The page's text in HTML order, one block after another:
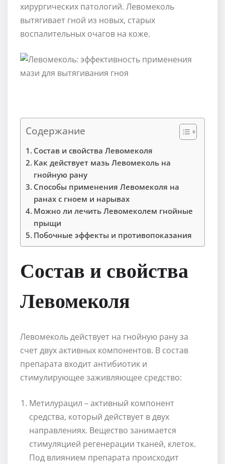
хирургических патологий. Левомеколь
вытягивает гной из новых, старых
воспалительных очагов на коже.
Содержание
Состав и свойства Левомеколя
Как действует мазь Левомеколь на
гнойную рану
Способы применения Левомеколя на
ранах с гноем и нарывах
Можно ли лечить Левомеколем гнойные
прыщи
Побочные эффекты и противопоказания
Состав и свойства
Левомеколя
Левомеколь действует на гнойную рану за
счет двух активных компонентов. В состав
препарата входит антибиотик и
стимулирующее заживляющее средство:
Метилурацил – активный компонент
средства, который действует в двух
направлениях. Вещество занимается
стимуляцией регенерации тканей, клеток.
Под влиянием препарата происходит